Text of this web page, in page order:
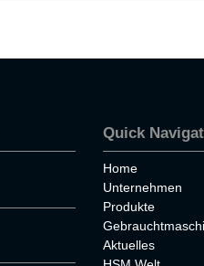
Quick
Home
Unternehmen
Produkte
Aktuelles